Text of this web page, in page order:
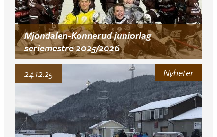
Mjøndalen-Konnerud juniorlag
seriemestre 2025/2026
Nyheter
24.12.25